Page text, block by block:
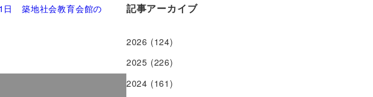
日 築地社会教育会館の
記事アーカイブ
2026 (124)
2025 (226)
2024 (161)